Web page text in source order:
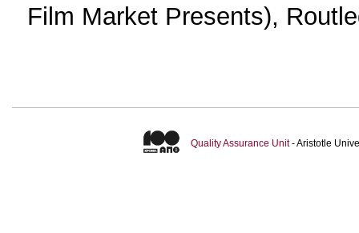
Film Market Presents),
Quality Assurance Unit- Aristotle